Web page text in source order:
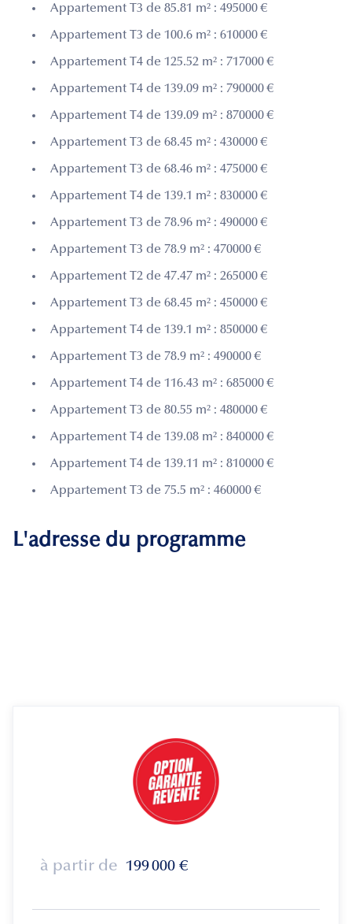
Appartement T3 de 85.81 m² : 495000 €
Appartement T3 de 100.6 m² : 610000 €
Appartement T4 de 125.52 m² : 717000 €
Appartement T4 de 139.09 m² : 790000 €
Appartement T4 de 139.09 m² : 870000 €
Appartement T3 de 68.45 m² : 430000 €
Appartement T3 de 68.46 m² : 475000 €
Appartement T4 de 139.1 m² : 830000 €
Appartement T3 de 78.96 m² : 490000 €
Appartement T3 de 78.9 m² : 470000 €
Appartement T2 de 47.47 m² : 265000 €
Appartement T3 de 68.45 m² : 450000 €
Appartement T4 de 139.1 m² : 850000 €
Appartement T3 de 78.9 m² : 490000 €
Appartement T4 de 116.43 m² : 685000 €
Appartement T3 de 80.55 m² : 480000 €
Appartement T4 de 139.08 m² : 840000 €
Appartement T4 de 139.11 m² : 810000 €
Appartement T3 de 75.5 m² : 460000 €
L'adresse du programme
à partir de 199 000 €